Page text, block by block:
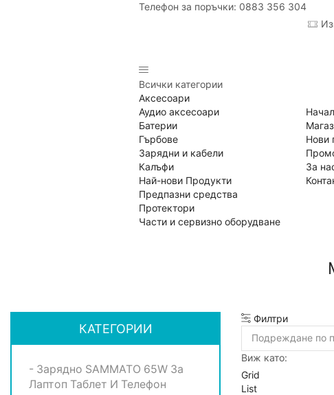
Телефон за поръчки: 0883 356 304
Всички категории
Аксесоари
Аудио аксесоари
Батерии
Гърбове
Зарядни и кабели
Калъфи
Най-нови Продукти
Предпазни средства
Протектори
Части и сервизно оборудване
Нови
За
Филтри
Виж като:
Grid
List
КАТЕГОРИИ
- Зарядно SAMMATO 65W За
Лаптоп Таблет И Телефон